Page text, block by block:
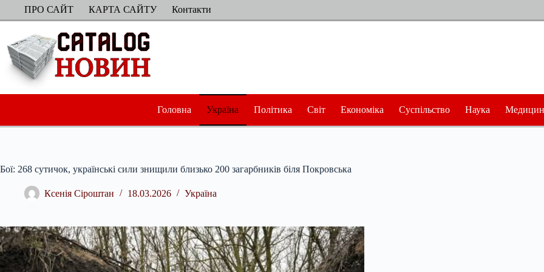
ПерейтиПРО САЙТ КАРТА САЙТУ Контакти
Головна Україна Політика Світ Економіка Суспільство Наука
Бої: 268 сутичок, українські сили знищили близько 200 загарбників біля Покровська
Ксенія Сіроштан 18.03.2026 Україна